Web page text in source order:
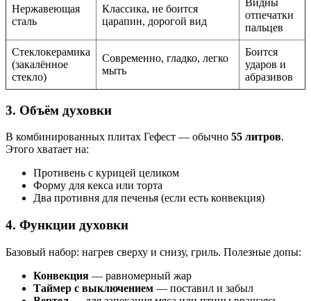
Нержавеющая
сталь
Классика, не боится
царапин, дорогой вид
Видны
отпечатки
пальцев
Стеклокерамика
(закалённое
стекло)
Современно, гладко, легко
мыть
Боится
ударов и
абразивов
3. Объём духовки
В комбинированных плитах Гефест — обычно 55 литров.
Этого хватает на:
Противень с курицей целиком
Форму для кекса или торта
Два противня для печенья (если есть конвекция)
4. Функции духовки
Базовый набор: нагрев сверху и снизу, гриль. Полезные допы:
Конвекция — равномерный жар
Таймер с выключением — поставил и забыл